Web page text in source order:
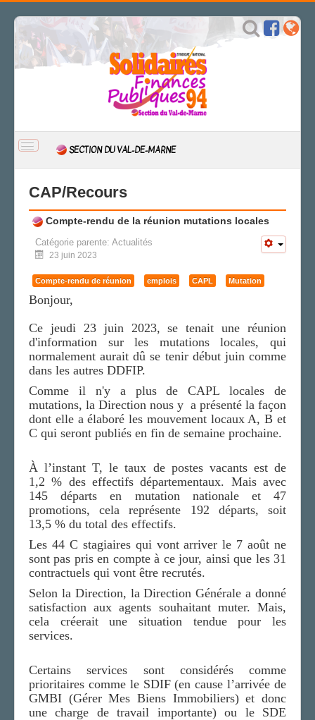
BASCULER
NAVIGATION
SECTION DU VAL-DE-MARNE
CSAL
CAP/Recours
FS SSCT
Action sociale
Archives
LA SECTION
AGENDA
CAP/Recours
Compte-rendu de la réunion mutations locales
Catégorie parente: Actualités
23 juin 2023
Compte-rendu de réunion emplois CAPL Mutation
Bonjour,
Ce jeudi 23 juin 2023, se tenait une réunion
d'information sur les mutations locales, qui
normalement aurait dû se tenir début juin comme
dans les autres DDFIP.
Comme il n'y a plus de CAPL locales de
mutations, la Direction nous y a présenté la façon
dont elle a élaboré les mouvement locaux A, B et
C qui seront publiés en fin de semaine prochaine.
À l’instant T, le taux de postes vacants est de
1,2 % des effectifs départementaux. Mais avec
145 départs en mutation nationale et 47
promotions, cela représente 192 départs, soit
13,5 % du total des effectifs.
Les 44 C stagiaires qui vont arriver le 7 août ne
sont pas pris en compte à ce jour, ainsi que les 31
contractuels qui vont être recrutés.
Selon la Direction, la Direction Générale a donné
satisfaction aux agents souhaitant muter. Mais,
cela créerait une situation tendue pour les
services.
Certains services sont considérés comme
prioritaires comme le SDIF (en cause l’arrivée de
GMBI (Gérer Mes Biens Immobiliers) et donc
une charge de travail importante) ou le SDE